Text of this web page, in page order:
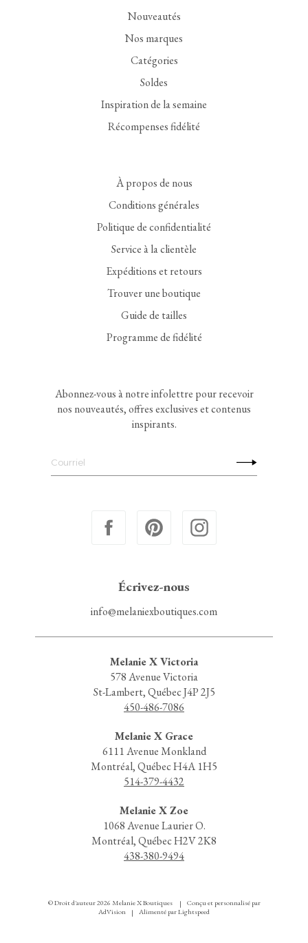
Nouveautés
Nos marques
Catégories
Soldes
Inspiration de la semaine
Récompenses fidélité
À propos de nous
Conditions générales
Politique de confidentialité
Service à la clientèle
Expéditions et retours
Trouver une boutique
Guide de tailles
Programme de fidélité
Abonnez-vous à notre infolettre pour recevoir
nos nouveautés, offres exclusives et contenus
inspirants.
Écrivez-nous
info@melaniexboutiques.com
Melanie X Victoria
578 Avenue Victoria
St-Lambert, Québec J4P 2J5
450-486-7086
Melanie X Grace
6111 Avenue Monkland
Montréal, Québec H4A 1H5
514-379-4432
Melanie X Zoe
1068 Avenue Laurier O.
Montréal, Québec H2V 2K8
438-380-9494
© Droit d'auteur 2026 Melanie X Boutiques |
Conçu et personnalisé par
AdVision
| Alimenté par Lightspeed